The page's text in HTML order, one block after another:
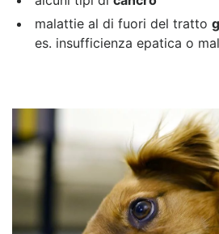
malattie al di fuori del tratto
es. insufficienza epatica o